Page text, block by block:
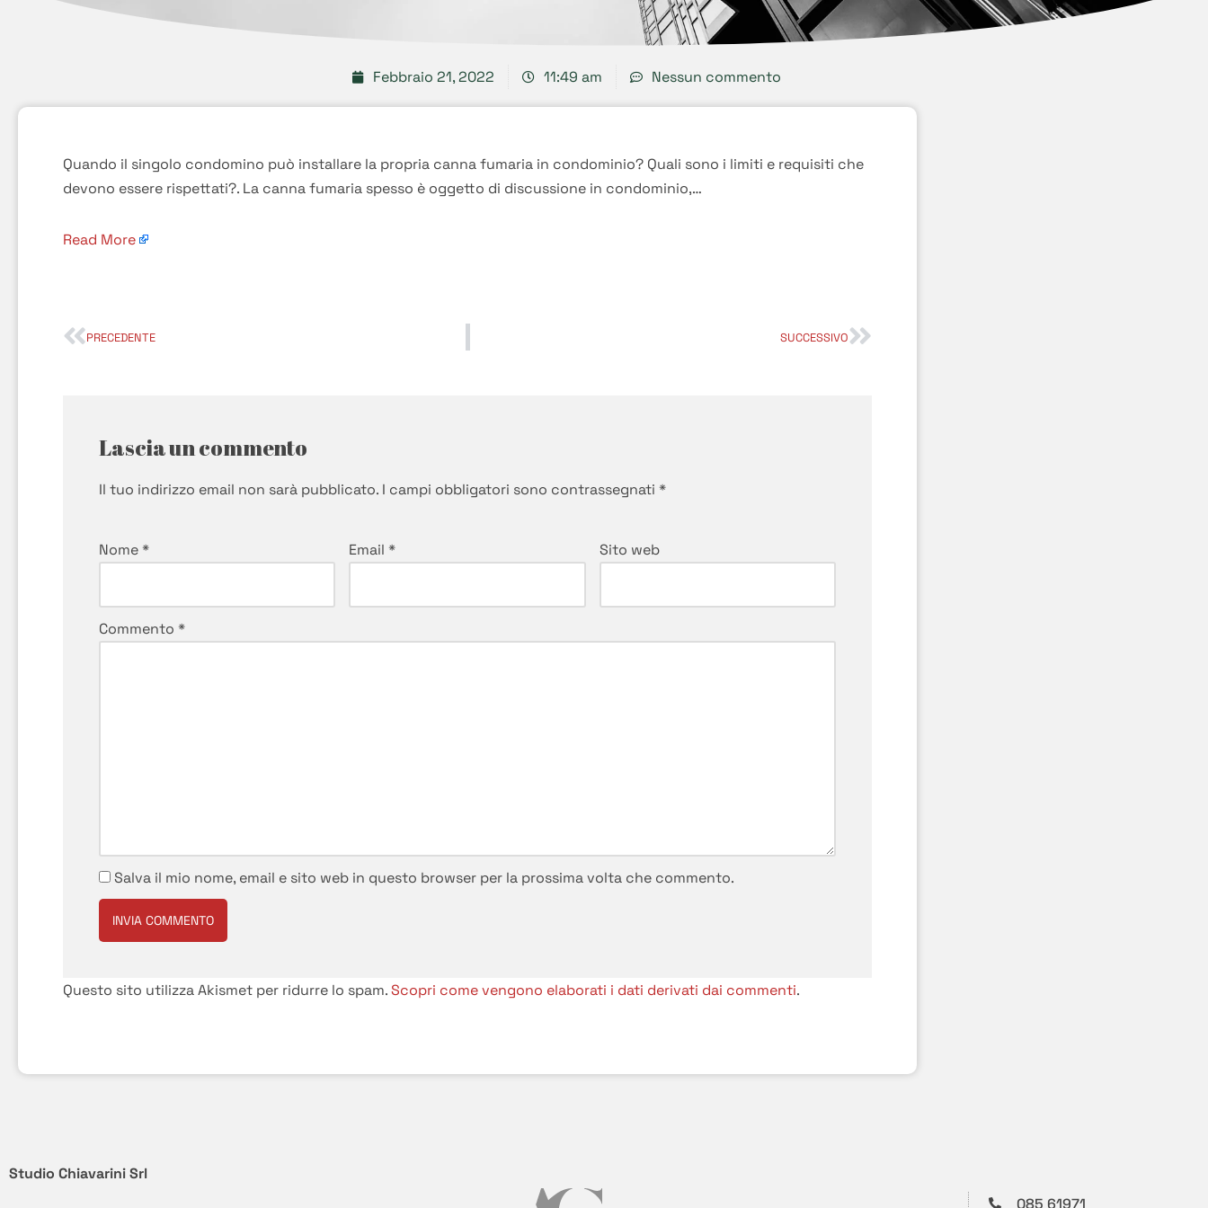
Febbraio 21, 2022 11:49 am Nessun commento
Quando il singolo condomino può installare la propria canna fumaria in condominio? Quali sono i limiti e requisiti che
devono essere rispettati?. La canna fumaria spesso è oggetto di discussione in condominio,…
Read More
PRECEDENTE SUCCESSIVO
Lascia un commento
Il tuo indirizzo email non sarà pubblicato. I campi obbligatori sono contrassegnati *
Nome* Email* Sito web
Commento *
Salva il mio nome, email e sito web in questo browser per la prossima volta che commento.
Questo sito utilizza Akismet per ridurre lo spam.Scopri come vengono elaborati i dati derivati dai commenti.
Studio Chiavarini Srl
085 61971